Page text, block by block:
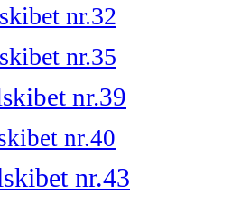
nr.32
nr.35
nr.39
nr.40
nr.43